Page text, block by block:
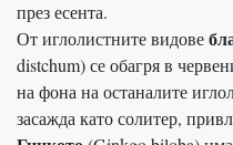
през есента.
От иглолистните видове
distchum) се обагря в
на фона на останалите
засажда като солитер,